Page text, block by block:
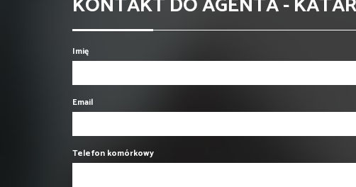
Imię
Email
Telefon komórkowy